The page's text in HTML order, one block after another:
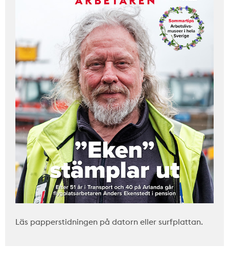
Läs papperstidningen på datorn eller surfplattan.